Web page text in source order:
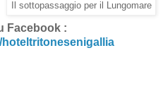
Il sottopassaggio per il Lungomare
Facebook :